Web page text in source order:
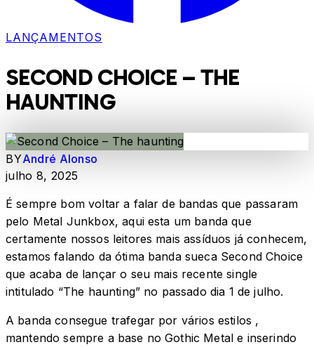
LANÇAMENTOS
SECOND CHOICE – THE
HAUNTING
BYAndré Alonso
julho 8, 2025
É sempre bom voltar a falar de bandas que passaram
pelo Metal Junkbox, aqui esta um banda que
certamente nossos leitores mais assíduos já conhecem,
estamos falando da ótima banda sueca Second Choice
que acaba de lançar o seu mais recente single
intitulado “The haunting” no passado dia 1 de julho.
A banda consegue trafegar por vários estilos ,
mantendo sempre a base no Gothic Metal e inserindo